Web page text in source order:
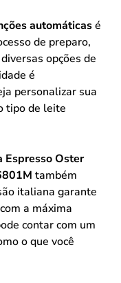
automáticasé
de preparo,
opções de
é
personalizar sua
tipo de leite
Espresso Oster
também
italiana garante
a máxima
contar com um
o que você